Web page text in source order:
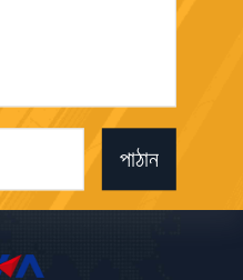
পাঠান